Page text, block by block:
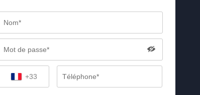
+33